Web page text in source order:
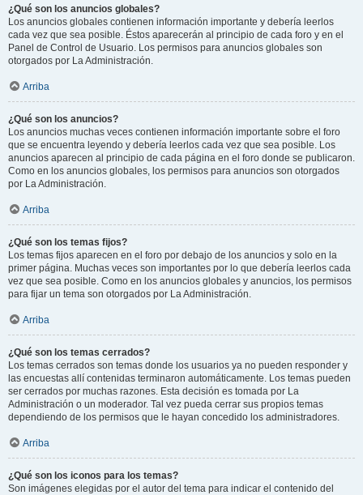
¿Qué son los anuncios globales?
Los anuncios globales contienen información importante y debería leerlos
cada vez que sea posible. Éstos aparecerán al principio de cada foro y en el
Panel de Control de Usuario. Los permisos para anuncios globales son
otorgados por La Administración.
Arriba
¿Qué son los anuncios?
Los anuncios muchas veces contienen información importante sobre el foro
que se encuentra leyendo y debería leerlos cada vez que sea posible. Los
anuncios aparecen al principio de cada página en el foro donde se publicaron.
Como en los anuncios globales, los permisos para anuncios son otorgados
por La Administración.
Arriba
¿Qué son los temas fijos?
Los temas fijos aparecen en el foro por debajo de los anuncios y solo en la
primer página. Muchas veces son importantes por lo que debería leerlos cada
vez que sea posible. Como en los anuncios globales y anuncios, los permisos
para fijar un tema son otorgados por La Administración.
Arriba
¿Qué son los temas cerrados?
Los temas cerrados son temas donde los usuarios ya no pueden responder y
las encuestas allí contenidas terminaron automáticamente. Los temas pueden
ser cerrados por muchas razones. Esta decisión es tomada por La
Administración o un moderador. Tal vez pueda cerrar sus propios temas
dependiendo de los permisos que le hayan concedido los administradores.
Arriba
¿Qué son los iconos para los temas?
Son imágenes elegidas por el autor del tema para indicar el contenido del